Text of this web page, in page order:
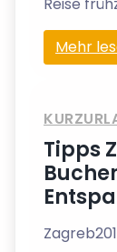
Mehr
Tipps